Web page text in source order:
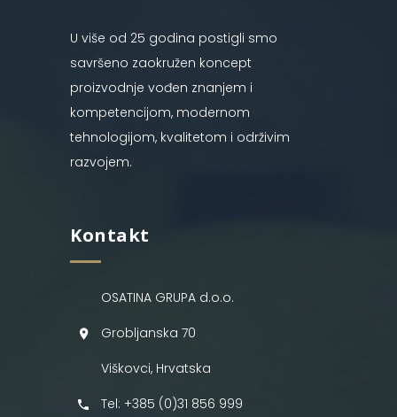
U više od 25 godina postigli smo
savršeno zaokružen koncept
proizvodnje vođen znanjem i
kompetencijom, modernom
tehnologijom, kvalitetom i održivim
razvojem.
Kontakt
OSATINA GRUPA d.o.o.
Grobljanska 70
Viškovci, Hrvatska
Tel: +385 (0)31 856 999